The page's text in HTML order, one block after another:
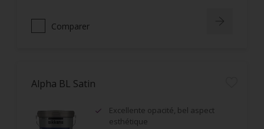
Comparer
Alpha BL Satin
Excellente opacité, bel aspect
esthétique